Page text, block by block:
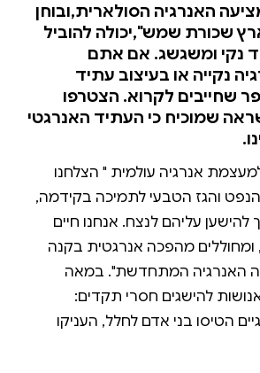
האנרגיה הסולארית,ובוחן
שכורת שמש",יכולה להוביל
נקי ומשגשג. אם אתם
נקייה או בעיצוב עתיד
שחייבים לקרוא. הצטרפו
שמוכיח כי העתיד האנרגטי
אנרגיה עולמית " הצלחנו
והגז הטבעי לתמיכה בקידמה,
להישען עליהם לנצח. אנחנו חיים
ומחוללים מהפכה אנרגטית בקנה
האנרגיה המתחדשת". במאה
להישגים חסרי תקדים:
הטיסו בני אדם לחלל, העניקו
וצמצמו למינימום את המרחקים